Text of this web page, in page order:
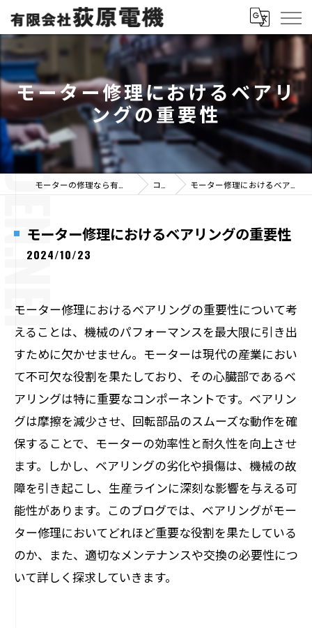
モーター修理におけるベアリ
ングの重要性
コラム モーター修理におけるベアリングの重要性
モーター修理におけるベアリングの重要性
2024/10/23
モーター修理におけるベアリングの重要性について考
えることは、機械のパフォーマンスを最大限に引き出
すために欠かせません。モーターは現代の産業におい
て不可欠な役割を果たしており、その心臓部であるベ
アリングは特に重要なコンポーネントです。ベアリン
グは摩擦を減少させ、回転部品のスムーズな動作を確
保することで、モーターの効率性と耐久性を向上させ
ます。しかし、ベアリングの劣化や損傷は、機械の故
障を引き起こし、生産ラインに深刻な影響を与える可
能性があります。このブログでは、ベアリングがモー
ター修理においてどれほど重要な役割を果たしている
のか、また、適切なメンテナンスや交換の必要性につ
いて詳しく探求していきます。